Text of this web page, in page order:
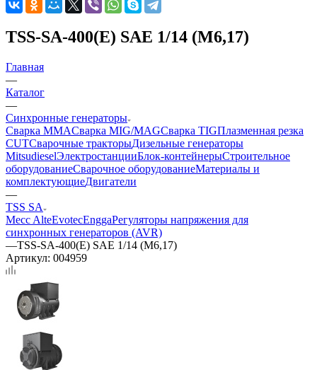
TSS-SA-400(E) SAE 1/14 (М6,17)
Главная
—
Каталог
—
Синхронные генераторы
Сварка MMAСварка MIG/MAGСварка TIGПлазменная резка
CUTСварочные тракторыДизельные генераторы
MitsudieselЭлектростанцииБлок-контейнерыСтроительное
оборудованиеСварочное оборудованиеМатериалы и
комплектующиеДвигатели
—
TSS SA
Mecc AlteEvotecEnggaРегуляторы напряжения для
синхронных генераторов (AVR)
—TSS-SA-400(E) SAE 1/14 (М6,17)
Артикул: 004959